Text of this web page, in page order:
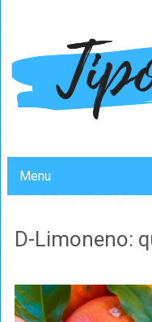
Menu
D-Limoneno: